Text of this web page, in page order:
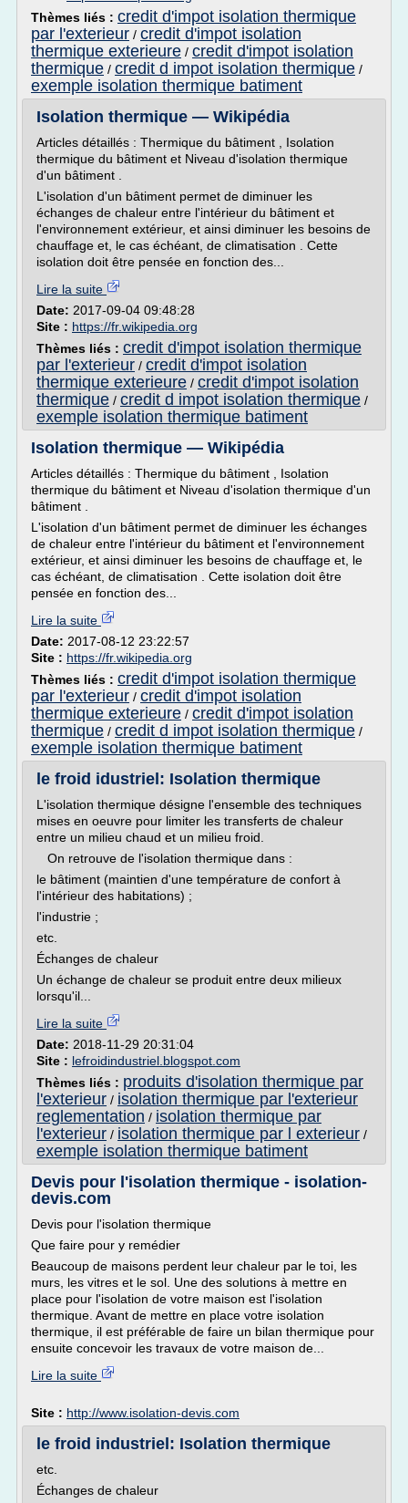
Thèmes liés : credit d'impot isolation thermique
par l'exterieur / credit d'impot isolation
thermique exterieure / credit d'impot isolation
thermique / credit d impot isolation thermique /
exemple isolation thermique batiment
Isolation thermique — Wikipédia
Articles détaillés : Thermique du bâtiment , Isolation
thermique du bâtiment et Niveau d'isolation thermique
d'un bâtiment .
L'isolation d'un bâtiment permet de diminuer les
échanges de chaleur entre l'intérieur du bâtiment et
l'environnement extérieur, et ainsi diminuer les besoins de
chauffage et, le cas échéant, de climatisation . Cette
isolation doit être pensée en fonction des...
Lire la suite
Date: 2017-09-04 09:48:28
Site : https://fr.wikipedia.org
Thèmes liés : credit d'impot isolation thermique
par l'exterieur / credit d'impot isolation
thermique exterieure / credit d'impot isolation
thermique / credit d impot isolation thermique /
exemple isolation thermique batiment
Isolation thermique — Wikipédia
Articles détaillés : Thermique du bâtiment , Isolation
thermique du bâtiment et Niveau d'isolation thermique d'un
bâtiment .
L'isolation d'un bâtiment permet de diminuer les échanges
de chaleur entre l'intérieur du bâtiment et l'environnement
extérieur, et ainsi diminuer les besoins de chauffage et, le
cas échéant, de climatisation . Cette isolation doit être
pensée en fonction des...
Lire la suite
Date: 2017-08-12 23:22:57
Site : https://fr.wikipedia.org
Thèmes liés : credit d'impot isolation thermique
par l'exterieur / credit d'impot isolation
thermique exterieure / credit d'impot isolation
thermique / credit d impot isolation thermique /
exemple isolation thermique batiment
le froid idustriel: Isolation thermique
L'isolation thermique désigne l'ensemble des techniques
mises en oeuvre pour limiter les transferts de chaleur
entre un milieu chaud et un milieu froid.
On retrouve de l'isolation thermique dans :
le bâtiment (maintien d'une température de confort à
l'intérieur des habitations) ;
l'industrie ;
etc.
Échanges de chaleur
Un échange de chaleur se produit entre deux milieux
lorsqu'il...
Lire la suite
Date: 2018-11-29 20:31:04
Site : lefroidindustriel.blogspot.com
Thèmes liés : produits d'isolation thermique par
l'exterieur / isolation thermique par l'exterieur
reglementation / isolation thermique par
l'exterieur / isolation thermique par l exterieur /
exemple isolation thermique batiment
Devis pour l'isolation thermique - isolation-
devis.com
Devis pour l'isolation thermique
Que faire pour y remédier
Beaucoup de maisons perdent leur chaleur par le toi, les
murs, les vitres et le sol. Une des solutions à mettre en
place pour l'isolation de votre maison est l'isolation
thermique. Avant de mettre en place votre isolation
thermique, il est préférable de faire un bilan thermique pour
ensuite concevoir les travaux de votre maison de...
Lire la suite
Site : http://www.isolation-devis.com
le froid industriel: Isolation thermique
etc.
Échanges de chaleur